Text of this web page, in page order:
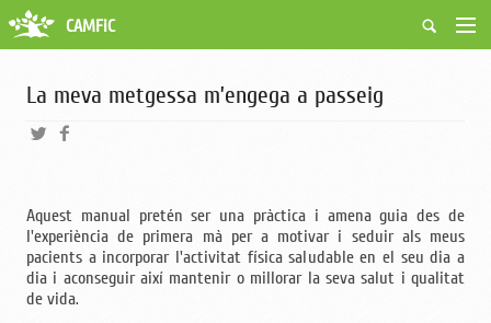
Qui som
Activitats
Biblioteca
Grups i Vocalies
CAMFiC
La meva metgessa m’engega a passeig
Aquest manual pretén ser una pràctica i amena guia des de
l'experiència de primera mà per a motivar i seduir als meus
pacients a incorporar l'activitat física saludable en el seu dia a
dia i aconseguir així mantenir o millorar la seva salut i qualitat
de vida.